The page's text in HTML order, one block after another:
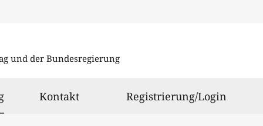
und der Bundesregierung
ausgewählt
Kontakt Registrierung/Login